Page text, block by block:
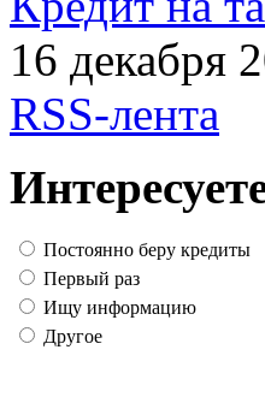
16 декабря
RSS-лента
Постоянно беру кредиты
Первый раз
Ищу информацию
Другое